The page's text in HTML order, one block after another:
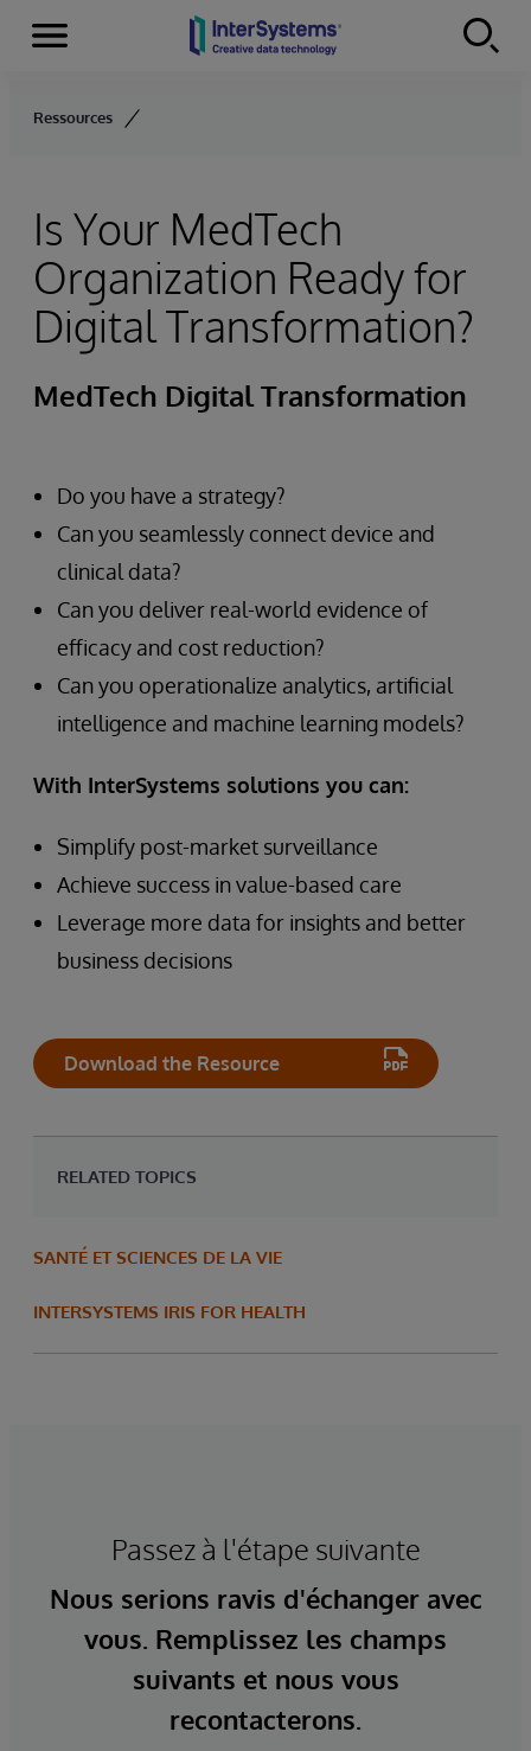
Skip to content
Menu
Ressources
Is Your MedTech
Organization Ready for
Digital Transformation?
MedTech Digital Transformation
Do you have a strategy?
Can you seamlessly connect device and
clinical data?
Can you deliver real-world evidence of
efficacy and cost reduction?
Can you operationalize analytics, artificial
intelligence and machine learning models?
With InterSystems solutions you can:
Simplify post-market surveillance
Achieve success in value-based care
Leverage more data for insights and better
business decisions
Download the Resource
RELATED TOPICS
SANTÉ ET SCIENCES DE LA VIE
INTERSYSTEMS IRIS FOR HEALTH
Passez à l'étape suivante
Nous serions ravis d'échanger avec
vous. Remplissez les champs
suivants et nous vous
recontacterons.